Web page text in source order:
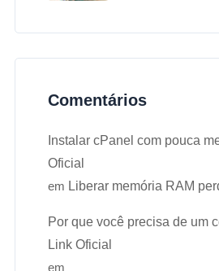
Comentários
Instalar cPanel com pouca
Oficial
em Liberar memória RAM
Por que você precisa de um
Link Oficial
em